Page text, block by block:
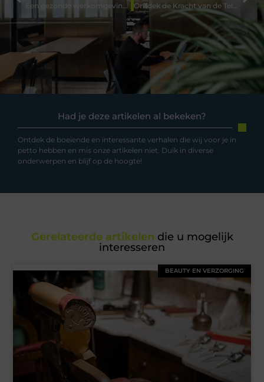
Had je deze artikelen al bekeken?
Ontdek de boeiende en interessante verhalen die wij voor je in
petto hebben en mis onze artikelen niet. Duik in diverse
onderwerpen en blijf op de hoogte!
Een gezonde werkomgeving thuis Ontdek de Kracht van de Telefoonwinkel in Oosterhout
Gerelateerde artikelen die u mogelijk
interesseren
BEAUTY EN VERZORGING